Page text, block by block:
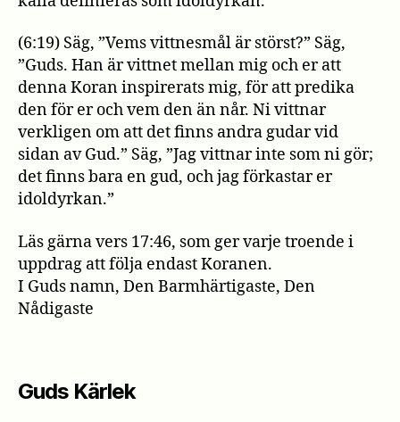
(6:19) Säg, ”Vems vittnesmål är störst?” Säg,
”Guds. Han är vittnet mellan mig och er att
denna Koran inspirerats mig, för att predika
den för er och vem den än når. Ni vittnar
verkligen om att det finns andra gudar vid
sidan av Gud.” Säg, ”Jag vittnar inte som ni gör;
det finns bara en gud, och jag förkastar er
idoldyrkan.”
Läs gärna vers 17:46, som ger varje troende i
uppdrag att följa endast Koranen.
I Guds namn, Den Barmhärtigaste, Den
Nådigaste
Guds Kärlek